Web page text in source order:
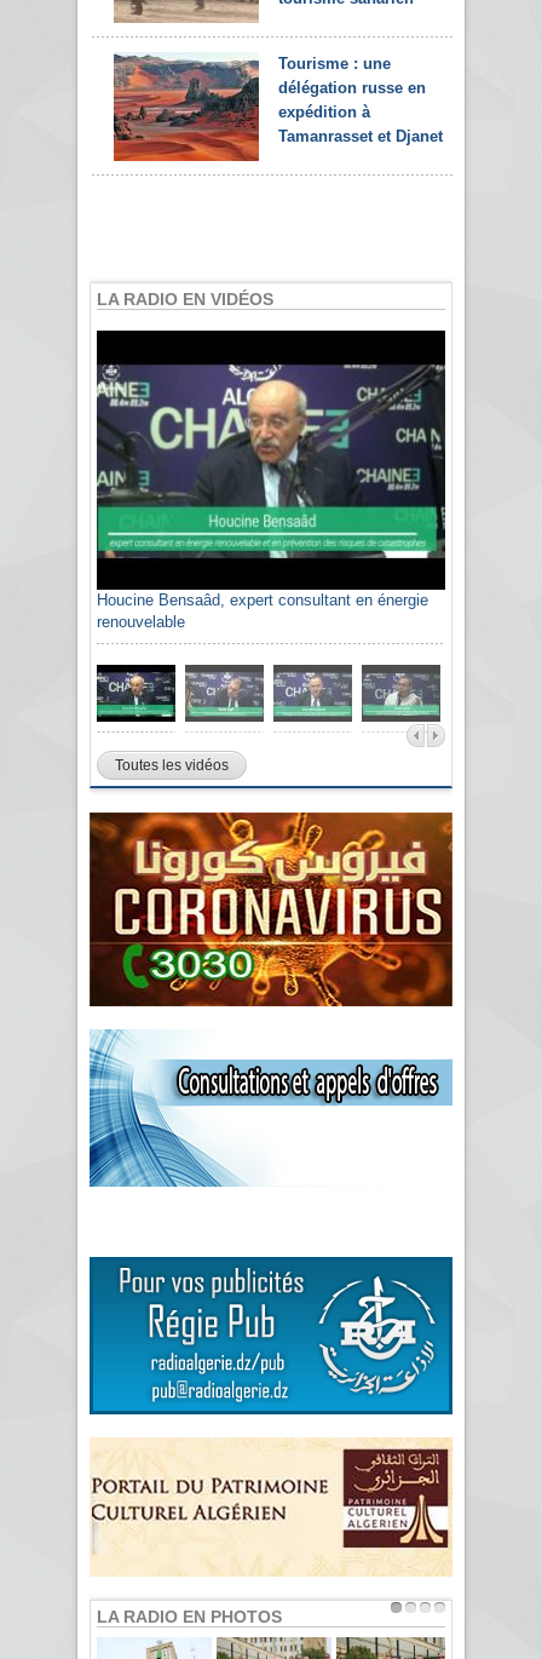
Tourisme : une
délégation russe en
expédition à
Tamanrasset et Djanet
LA RADIO EN VIDÉOS
Houcine Bensaâd, expert consultant en énergie
renouvelable
Toutes les vidéos
LA RADIO EN PHOTOS